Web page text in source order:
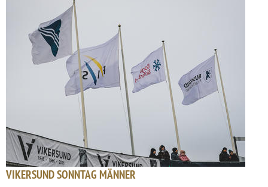
VIKERSUND SONNTAG MÄNNER